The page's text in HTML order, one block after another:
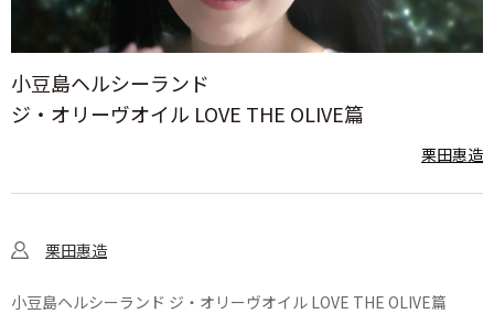
小豆島ヘルシーランド
ジ・オリーヴオイル LOVE THE OLIVE篇
栗田惠造
栗田惠造
小豆島ヘルシーランド ジ・オリーヴオイル LOVE THE OLIVE篇